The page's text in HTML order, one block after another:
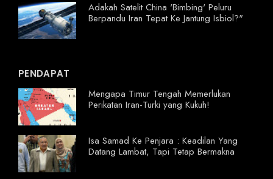
Adakah Satelit China 'Bimbing' Peluru
Berpandu Iran Tepat Ke Jantung Isbiol?"
PENDAPAT
Mengapa Timur Tengah Memerlukan
Perikatan Iran-Turki yang Kukuh!
Isa Samad Ke Penjara : Keadilan Yang
Datang Lambat, Tapi Tetap Bermakna